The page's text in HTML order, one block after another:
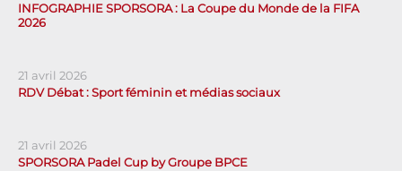
INFOGRAPHIE SPORSORA : La Coupe du Monde de la FIFA
2026
21 avril 2026
RDV Débat : Sport féminin et médias sociaux
21 avril 2026
SPORSORA Padel Cup by Groupe BPCE